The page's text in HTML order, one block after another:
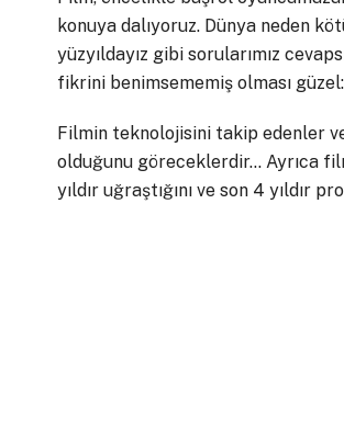
konuya dalıyoruz. Dünya neden
yüzyıldayız gibi sorularımız
fikrini benimsememiş olması güzel:
Filmin teknolojisini takip edenler
olduğunu göreceklerdir… Ayrıca
yıldır uğraştığını ve son 4